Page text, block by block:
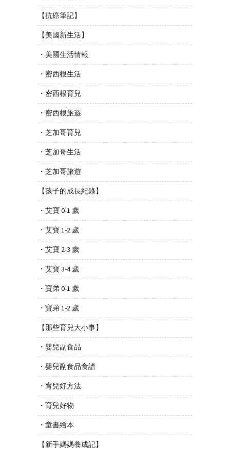
【抗癌筆記】
【美國新生活】
・美國生活情報
・密西根生活
・密西根育兒
・密西根旅遊
・芝加哥育兒
・芝加哥生活
・芝加哥旅遊
【孩子的成長紀錄】
・艾寶 0-1 歲
・艾寶 1-2 歲
・艾寶 2-3 歲
・艾寶 3-4 歲
・寶弟 0-1 歲
・寶弟 1-2 歲
【那些育兒大小事】
・嬰兒副食品
・嬰兒副食品食譜
・育兒好方法
・育兒好物
・童書繪本
【新手媽媽養成記】